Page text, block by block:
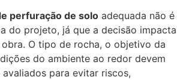
perfuração de solo adequada não é
do projeto, já que a decisão impacta
O tipo de rocha, o objetivo da
do ambiente ao redor devem
para evitar riscos,